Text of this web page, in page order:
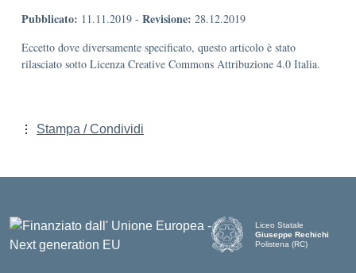
Pubblicato: 11.11.2019 - Revisione: 28.12.2019
Eccetto dove diversamente specificato, questo articolo è stato
rilasciato sotto Licenza Creative Commons Attribuzione 4.0 Italia.
Stampa / Condividi
Liceo Statale
Giuseppe Rechichi
Polistena (RC)